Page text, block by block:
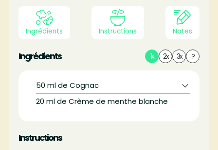
Ingrédients Instructions Notes
Ingrédients 1x 2x 3x ?
50 mlde Cognac
20 mlde Crème de menthe blanche
Instructions